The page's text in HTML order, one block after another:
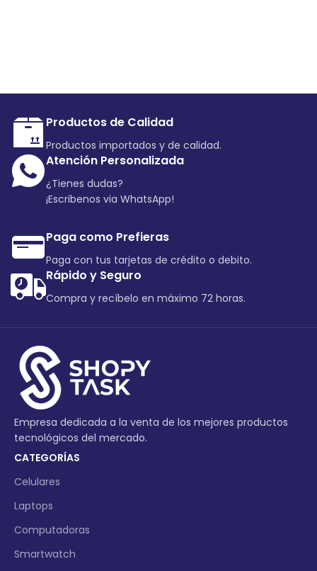
Productos de Calidad
Productos importados y de calidad.
Atención Personalizada
¿Tienes dudas?
¡Escribenos via WhatsApp!
Paga como Prefieras
Paga con tus tarjetas de crédito o debito.
Rápido y Seguro
Compra y recíbelo en máximo 72 horas.
Empresa dedicada a la venta de los mejores productos
tecnológicos del mercado.
CATEGORÍAS
Celulares
Laptops
Computadoras
Smartwatch